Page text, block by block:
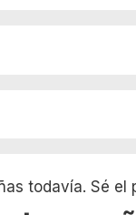
todavía. Sé el